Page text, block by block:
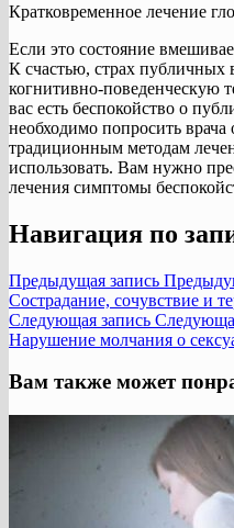
Кратковременное лечение
Если это состояние
К счастью, страх публичных
когнитивно-поведенческую
вас есть беспокойство о
необходимо попросить
традиционным методам
использовать. Вам нужно
лечения симптомы
Навигация по
Предыдущая запись
Сострадание, сочувствие и
Следующая запись
Нарушение молчания о
Вам также может